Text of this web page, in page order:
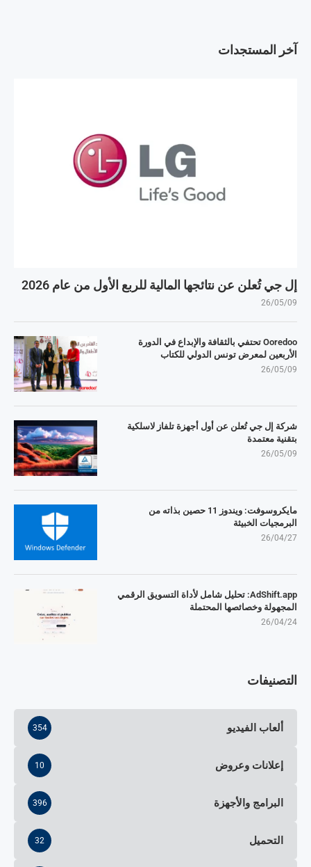
آخر المستجدات
إل جي تُعلن عن نتائجها المالية للربع الأول من عام 2026
26/05/09
Ooredoo تحتفي بالثقافة والإبداع في الدورة
الأربعين لمعرض تونس الدولي للكتاب
26/05/09
شركة إل جي تُعلن عن أول أجهزة تلفاز لاسلكية
بتقنية معتمدة
26/05/09
مايكروسوفت: ويندوز 11 حصين بذاته من
البرمجيات الخبيثة
26/04/27
AdShift.app: تحليل شامل لأداة التسويق الرقمي
المجهولة وخصائصها المحتملة
26/04/24
التصنيفات
ألعاب الفيديو 354
إعلانات وعروض 10
البرامج والأجهزة 396
التحميل 32